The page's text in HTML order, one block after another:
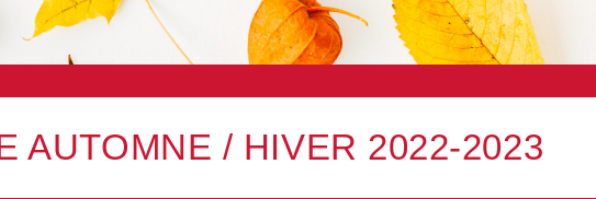
AUTOMNE / HIVER 2022-2023